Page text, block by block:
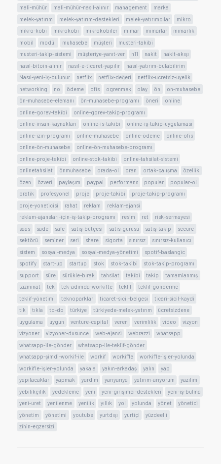
mali-mühür
mali-mühür-nasıl-alınır management
marka
melek-yatırım
melek-yatırım-destekleri melek-yatırımcılar
mikro
mikro-kobi
mikrokobi mikrokobiler mimar mimarlar
mimarlık
mobil
modül muhasebe müşteri
musteri-takibi
musteri-takip-sistemi
müşteriye-yanıt-ver n11 nakit
nakit-akışı
nasıl-bitoin-alınır
nasıl-e-ticaret-yapılır
nasıl-yatırım-bulabilirim
Nasıl-yeni-iş-bulunur
netflix netflix-değeri
netflix-ucretsiz-uyelik
networking
no ödeme ofis ogrenmek olay ön
on-muhasebe
ön-muhasebe-elemanı
ön-muhasebe-programı öneri
online
online-gorev-takibi
online-gorev-takip-programı
online-insan-kaynakları
online-is-takibi
online-iş-takip-uygulaması
online-izin-programı
online-muhasebe online-ödeme
online-ofis
online-ön-muhasebe
online-ön-muhasebe-programı
online-proje-takibi
online-stok-takibi
online-tahsilat-sistemi
onlinetahsilat
önmuhasebe orada-ol oran ortak-çalışma
özellik
özen
özveri paylaşım paypal performans popular
popular-ol
pratik
profesyonel proje proje-takibi
proje-takip-programı
proje-yoneticisi
rahat reklam
reklam-ajansi
reklam-ajansları-için-iş-takip-programı
resim ret
risk-sermayesi
saas
sade safe satış-bütçesi satis-gurusu satış-takip
secure
sektörü
seminer seri share sigorta sınırsız
sınırsız-kullanıcı
sistem
sosyal-medya sosyal-medya-yönetimi
spotif-baslangic
spotify
start-up startup stok stok-takibi
stok-takip-programı
support
süre sürükle-bırak tahsilat takibi takip
tamamlanmış
tazminat
tek tek-adımda-workifte teklif
teklif-gönderme
teklif-yönetimi
teknoparklar ticaret-sicil-belgesi
ticari-sicil-kaydi
tık
tıkla to-do türkiye türkiyede-melek-yatırım
ücretsizdene
uygulama
uygun venture-capital veren verimlilik video
vizyon
vizyoner
vizyoner-dusunce web-ajansi webrazzi
whatsapp
whatsapp-ile-gönder
whatsapp-ile-teklif-gönder
whatsapp-şimdi-workif-ile
workif workif'le
workif'le-işler-yolunda
workifle-işler-yolunda
yakala yakın-arkadaş yalın
yap
yapılacaklar
yapmak yardım yarıyarıya yatırım-arıyorum
yazılım
yebilikçilik
yedekleme yeni yeni-girişimci-destekleri
yeni-iş-bulma
yeni-uret
yenilenme yenilik yıllık yol yolunda yönet
yönetici
yönetim
yönetimi youtube yurtdışı yurtiçi
yüzdeelli
zihin-egzersizi